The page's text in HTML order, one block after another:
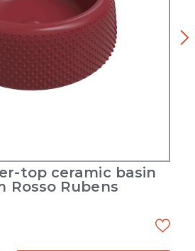
top ceramic basin
Rosso Rubens